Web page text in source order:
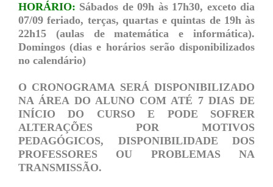
HORÁRIO: Sábados de 09h às 17h30, exceto dia
07/09 feriado, terças, quartas e quintas de 19h às
22h15 (aulas de matemática e informática).
Domingos (dias e horários serão disponibilizados
no calendário)
O CRONOGRAMA SERÁ DISPONIBILIZADO
NA ÁREA DO ALUNO COM ATÉ 7 DIAS DE
INÍCIO DO CURSO E PODE SOFRER
ALTERAÇÕES POR MOTIVOS
PEDAGÓGICOS, DISPONIBILIDADE DOS
PROFESSORES OU PROBLEMAS NA
TRANSMISSÃO.